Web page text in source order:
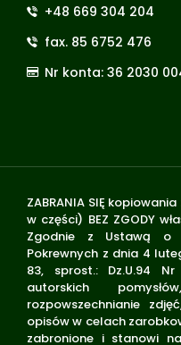
+48 669 304 204
fax. 85 6752 476
Nr konta: 36 2030
ZABRANIA SIĘ
w części) BEZ ZGODY
Zgodnie z Ustawą o
Pokrewnych z dnia 4
83, sprost.: Dz.U.94
autorskich
rozpowszechnianie
opisów w celach
zabronione i stanowi